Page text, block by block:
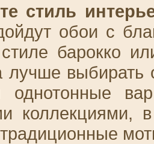
стиль
обои с
барокко
выбирать
однотонные
коллекциями,